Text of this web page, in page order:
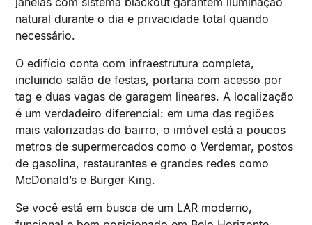
natural durante o dia e privacidade total quando
necessário.
O edifício conta com infraestrutura completa,
incluindo salão de festas, portaria com acesso por
tag e duas vagas de garagem lineares. A localização
é um verdadeiro diferencial: em uma das regiões
mais valorizadas do bairro, o imóvel está a poucos
metros de supermercados como o Verdemar, postos
de gasolina, restaurantes e grandes redes como
McDonald’s e Burger King.
Se você está em busca de um LAR moderno,